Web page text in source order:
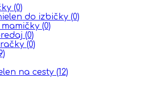
(0)
do izbičky (0)
(0)
(0)
(0)
na cesty (12)